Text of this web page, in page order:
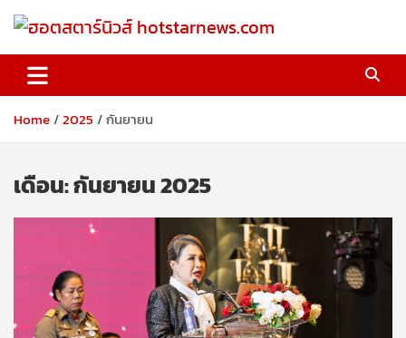
ฮอตสตาร์นิวส์ hotstarnews.com
Home 2025 กันยายน
เดือน:กันยายน 2025